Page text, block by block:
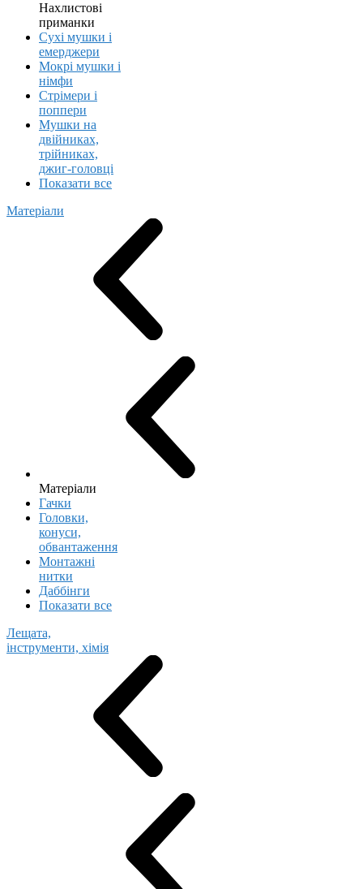
Нахлистові
приманки
Сухі мушки і
емерджери
Мокрі мушки і
німфи
Стрімери і
поппери
Мушки на
двійниках,
трійниках,
джиг-головці
Показати все
Матеріали
Матеріали
Гачки
Головки,
конуси,
обвантаження
Монтажні
нитки
Даббінги
Показати все
Лещата,
інструменти, хімія